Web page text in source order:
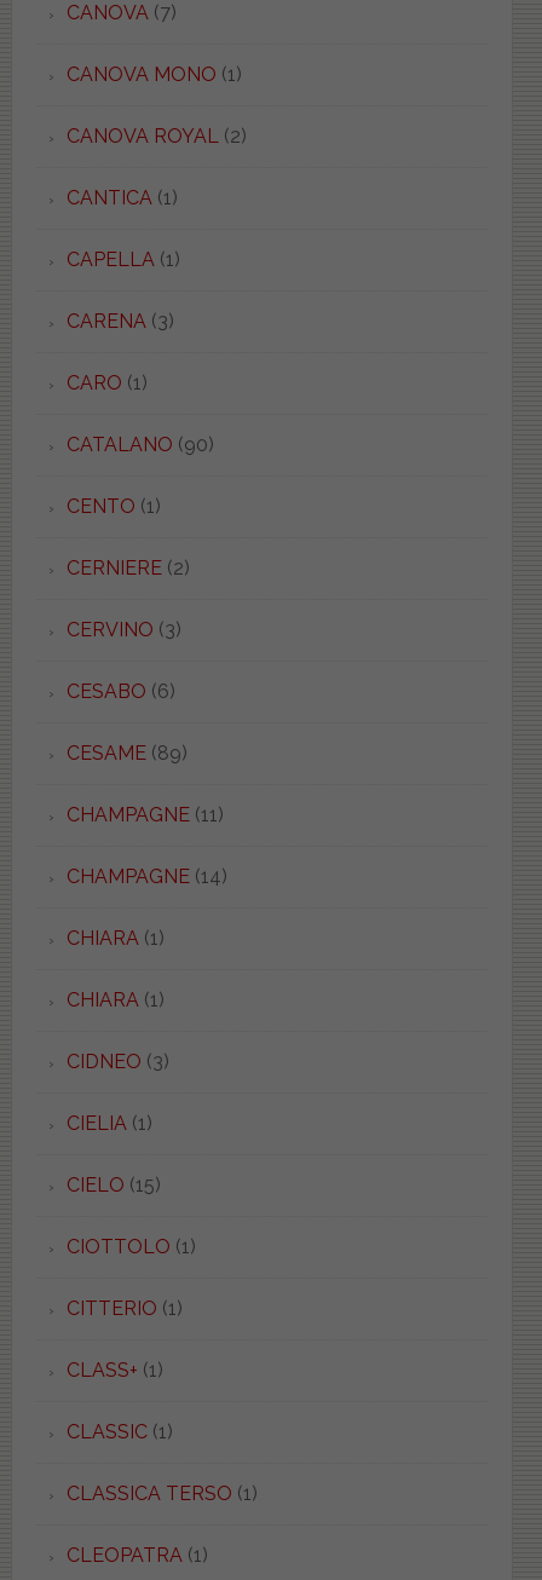
CANOVA(7)
CANOVA MONO (1)
CANOVA ROYAL(2)
CANTICA(1)
CAPELLA(1)
CARENA(3)
CARO (1)
CATALANO (90)
CENTO (1)
CERNIERE(2)
CERVINO (3)
CESABO (6)
CESAME(89)
CHAMPAGNE(11)
CHAMPAGNE(14)
CHIARA(1)
CHIARA(1)
CIDNEO (3)
CIELIA(1)
CIELO (15)
CIOTTOLO (1)
CITTERIO (1)
CLASS+ (1)
CLASSIC(1)
CLASSICA TERSO (1)
CLEOPATRA(1)